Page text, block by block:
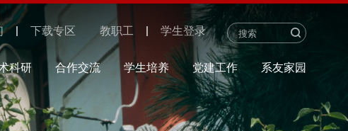
下载专区 教职工 学生登录
科研 合作交流 学生培养 党建工作 系友家园